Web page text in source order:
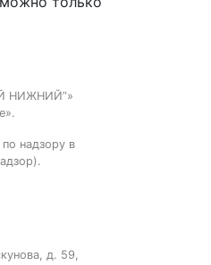
НИЖНИЙ”»
надзору в
д. 59,